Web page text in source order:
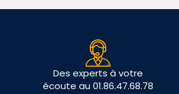
Des experts à votre
écoute au 01.86.47.68.78